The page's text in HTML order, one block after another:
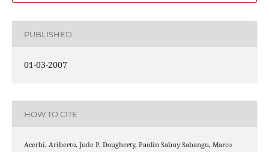
PUBLISHED
01-03-2007
HOW TO CITE
Acerbi, Ariberto, Jude P. Dougherty, Paulin Sabuy Sabangu, Marco